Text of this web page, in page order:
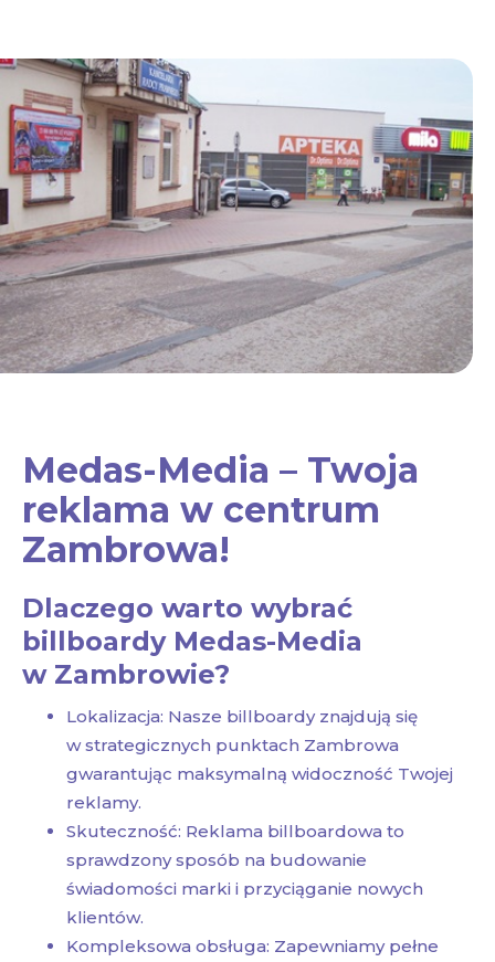
Medas-Media – Twoja
reklama w centrum
Zambrowa!
Dlaczego warto wybrać
billboardy Medas-Media
w Zambrowie?
Lokalizacja: Nasze billboardy znajdują się
w strategicznych punktach Zambrowa
gwarantując maksymalną widoczność Twojej
reklamy.
Skuteczność: Reklama billboardowa to
sprawdzony sposób na budowanie
świadomości marki i przyciąganie nowych
klientów.
Kompleksowa obsługa: Zapewniamy pełne